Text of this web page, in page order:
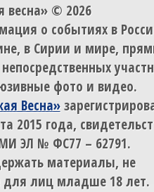
весна» © 2026
о событиях в
в Сирии и мире,
фото и видео.
Весна»
2015 года,
ЭЛ № ФС77 – 62791.
материалы, не
для лиц младше 18 лет.